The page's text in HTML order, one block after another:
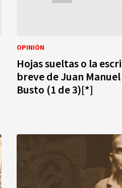
OPINIÓN
Hojas sueltas o la
breve de Juan
Busto (1 de 3)[*]